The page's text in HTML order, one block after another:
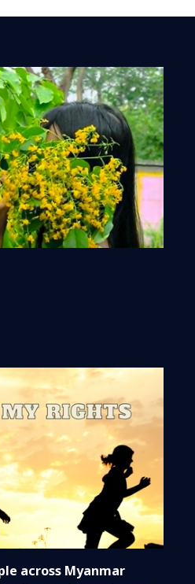
across Myanmar